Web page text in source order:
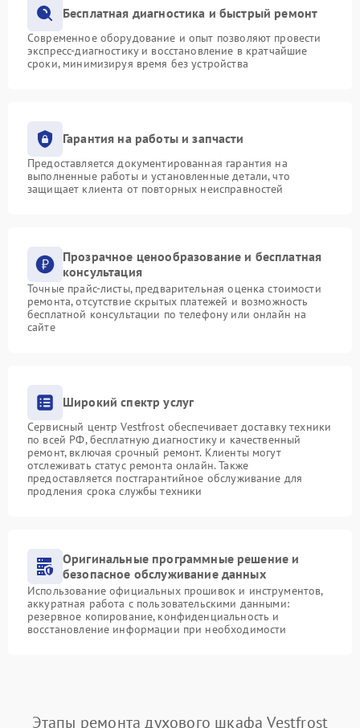
Бесплатная диагностика и быстрый ремонт
Современное оборудование и опыт позволяют провести
экспресс-диагностику и восстановление в кратчайшие
сроки, минимизируя время без устройства
Гарантия на работы и запчасти
Предоставляется документированная гарантия на
выполненные работы и установленные детали, что
защищает клиента от повторных неисправностей
Прозрачное ценообразование и бесплатная
консультация
Точные прайс-листы, предварительная оценка стоимости
ремонта, отсутствие скрытых платежей и возможность
бесплатной консультации по телефону или онлайн на
сайте
Широкий спектр услуг
Сервисный центр Vestfrost обеспечивает доставку техники
по всей РФ, бесплатную диагностику и качественный
ремонт, включая срочный ремонт. Клиенты могут
отслеживать статус ремонта онлайн. Также
предоставляется постгарантийное обслуживание для
продления срока службы техники
Оригинальные программные решение и
безопасное обслуживание данных
Использование официальных прошивок и инструментов,
аккуратная работа с пользовательскими данными:
резервное копирование, конфиденциальность и
восстановление информации при необходимости
Этапы ремонта духового шкафа Vestfrost